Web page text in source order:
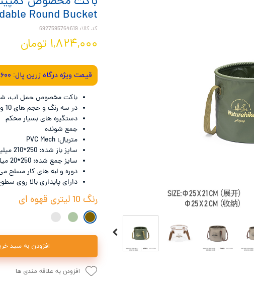
نشنال جئوگرافیک - National Geographic
ترموس - Thermos
Round Bucket
کد کالا: 6927595764619
۱,۸۲۴,۰۰۰ تومان
قیمت ویژه درگاه زرین پال: ۱،۶۴۱،۶۰۰ تومان - کد تخفیف: Cashoff + راهنما
باکت مخصوص حمل آب،
در سه رنگ و حجم های 10 و 20 لیتری
دستگیره های بسیار محکم
جمع شونده
متریال: PVC Mech
سایز باز شده: 250*210 میلیمتر (10 لیتری)، 330*250 میلیمتر (20 لیتری)، 210 گرم
سایز جمع شده: 250*20 میلیمتر (10 لیتری)، 330*20 میلیمتر (20 لیتری)، 310 گرم
دوره و لبه های کار مسلح
دارای پایداری بالا روی
رنگ 10 لیتری قهوه ای
افزودن به سبد
افزودن به علاقه مندی ها